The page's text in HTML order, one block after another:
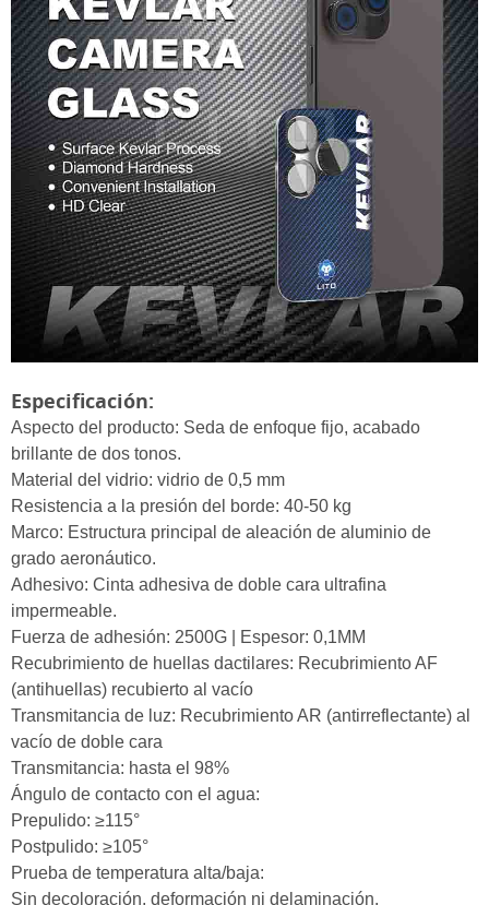
Especificación:
Aspecto del producto: Seda de enfoque fijo, acabado
brillante de dos tonos.
Material del vidrio: vidrio de 0,5 mm
Resistencia a la presión del borde: 40-50 kg
Marco: Estructura principal de aleación de aluminio de
grado aeronáutico.
Adhesivo: Cinta adhesiva de doble cara ultrafina
impermeable.
Fuerza de adhesión: 2500G | Espesor: 0,1MM
Recubrimiento de huellas dactilares: Recubrimiento AF
(antihuellas) recubierto al vacío
Transmitancia de luz: Recubrimiento AR (antirreflectante) al
vacío de doble cara
Transmitancia: hasta el 98%
Ángulo de contacto con el agua:
Prepulido: ≥115°
Postpulido: ≥105°
Prueba de temperatura alta/baja:
Sin decoloración, deformación ni delaminación.